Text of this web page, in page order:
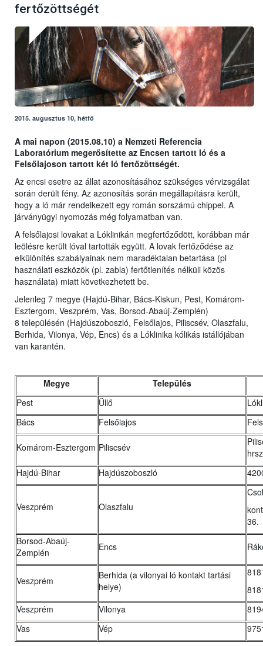
fertőzöttségét
2015. augusztus 10, hétfő
A mai napon (2015.08.10) a Nemzeti Referencia
Laboratórium megerősítette az Encsen tartott ló és a
Felsőlajoson tartott két ló fertőzöttségét.
Az encsi esetre az állat azonosításához szükséges vérvizsgálat
során derült fény. Az azonosítás során megállapításra került,
hogy a ló már rendelkezett egy román sorszámú chippel. A
járványügyi nyomozás még folyamatban van.
A felsőlajosi lovakat a Lóklinikán megfertőződött, korábban már
leölésre került lóval tartották együtt. A lovak fertőződése az
elkülönítés szabályainak nem maradéktalan betartása (pl
használati eszközök (pl. zabla) fertőtlenítés nélküli közös
használata) miatt következhetett be.
Jelenleg 7 megye (Hajdú-Bihar, Bács-Kiskun, Pest, Komárom-
Esztergom, Veszprém, Vas, Borsod-Abaúj-Zemplén)
8 településén (Hajdúszoboszló, Felsőlajos, Piliscsév, Olaszfalu,
Berhida, Vilonya, Vép, Encs) és a Lóklinika kólikás istállójában
van karantén.
Megye
Település
Pest
Üllő
Bács
Felsőlajos
Komárom-Esztergom Piliscsév
Hajdú-Bihar
Hajdúszoboszló
Veszprém Olaszfalu
36.
Borsod-Abaúj-
Zemplén
Encs
Veszprém
Berhida (a vilonyai ló kontakt tartási
helye)
Veszprém
Vilonya
Vas
Vép